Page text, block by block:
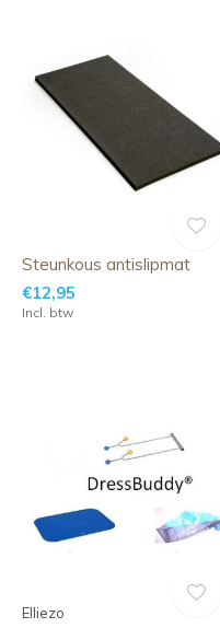
Steunkous antislipmat
€12,95
Incl. btw
Elliezo